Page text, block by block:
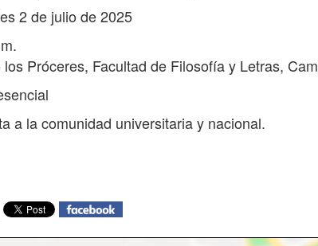
2 de julio de 2025
los Próceres, Facultad de Filosofía y Letras,
a la comunidad universitaria y nacional.